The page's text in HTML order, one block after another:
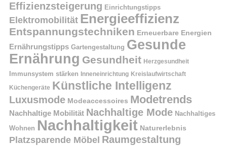
Effizienzsteigerung Einrichtungstipps
Elektromobilität Energieeffizienz
Entspannungstechniken Erneuerbare Energien
Ernährungstipps Gartengestaltung Gesunde
Ernährung Gesundheit Herzgesundheit
Immunsystem stärken Inneneinrichtung Kreislaufwirtschaft
Küchengeräte Künstliche Intelligenz
Luxusmode Modeaccessoires Modetrends
Nachhaltige Mobilität Nachhaltige Mode Nachhaltiges
Wohnen Nachhaltigkeit Naturerlebnis
Platzsparende Möbel Raumgestaltung